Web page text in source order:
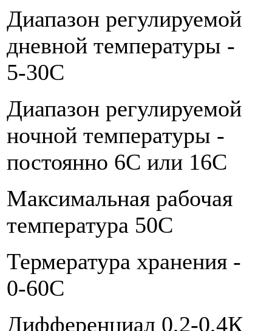
Диапазон регулируемой
дневной температуры -
5-30С
Диапазон регулируемой
ночной температуры -
постоянно 6С или 16С
Максимальная рабочая
температура 50С
Термература хранения -
0-60С
Дифференциал 0,2-0,4К